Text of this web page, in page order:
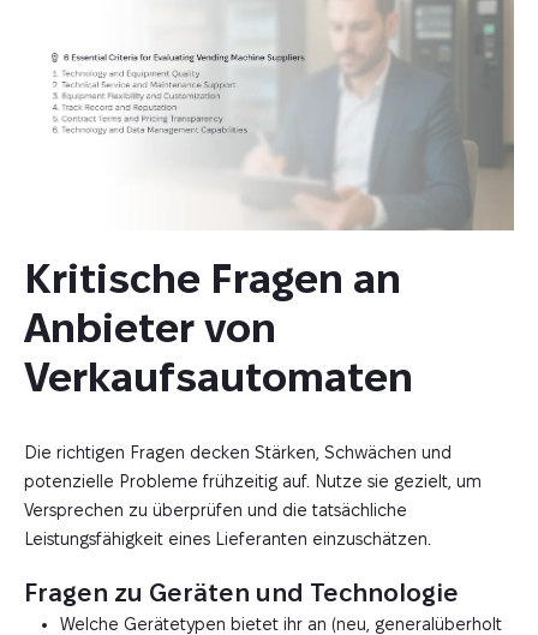
Kritische Fragen an
Anbieter von
Verkaufsautomaten
Die richtigen Fragen decken Stärken, Schwächen und
potenzielle Probleme frühzeitig auf. Nutze sie gezielt, um
Versprechen zu überprüfen und die tatsächliche
Leistungsfähigkeit eines Lieferanten einzuschätzen.
Fragen zu Geräten und Technologie
Welche Gerätetypen bietet ihr an (neu, generalüberholt